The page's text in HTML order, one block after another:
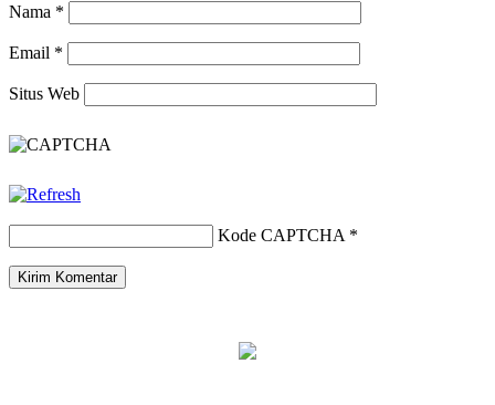
Nama *
Email *
Situs Web
Kode CAPTCHA *